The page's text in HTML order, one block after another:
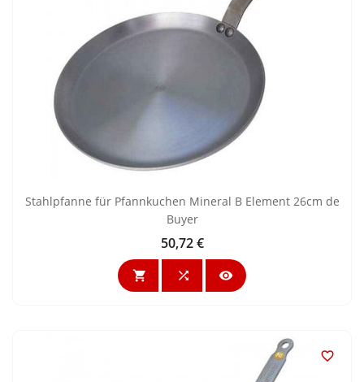
Stahlpfanne für Pfannkuchen Mineral B Element 26cm de
Buyer
Preis
50,72 €
  
